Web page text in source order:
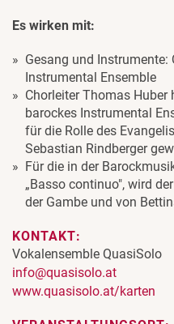
Es wirken mit:
Gesang und
Instrumental Ensemble
Chorleiter Thomas Huber
barockes Instrumental
für die Rolle des
Sebastian Rindberger
Für die in der
„Basso continuo", wird
der Gambe und von
KONTAKT:
Vokalensemble QuasiSolo
info@quasisolo.at
www.quasisolo.at/karten